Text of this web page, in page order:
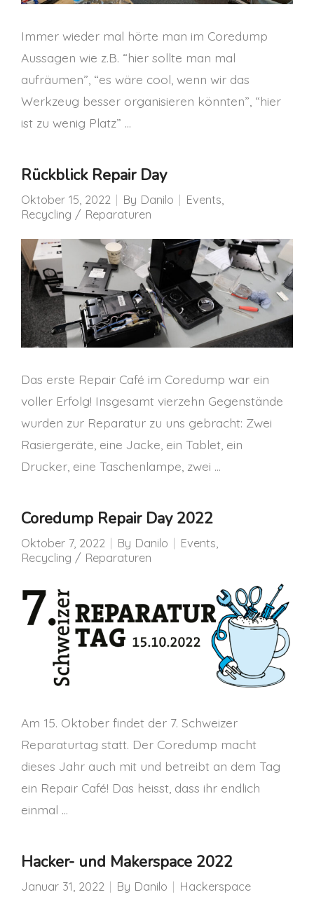
Immer wieder mal hörte man im Coredump
Aussagen wie z.B. “hier sollte man mal
aufräumen”, “es wäre cool, wenn wir das
Werkzeug besser organisieren könnten”, “hier
ist zu wenig Platz” …
Rückblick Repair Day
Oktober 15, 2022 By Danilo Events
Recycling / Reparaturen
Das erste Repair Café im Coredump war ein
voller Erfolg! Insgesamt vierzehn Gegenstände
wurden zur Reparatur zu uns gebracht: Zwei
Rasiergeräte, eine Jacke, ein Tablet, ein
Drucker, eine Taschenlampe, zwei …
Coredump Repair Day 2022
Oktober 7, 2022 By Danilo Events
Recycling / Reparaturen
Am 15. Oktober findet der 7. Schweizer
Reparaturtag statt. Der Coredump macht
dieses Jahr auch mit und betreibt an dem Tag
ein Repair Café! Das heisst, dass ihr endlich
einmal …
Hacker- und Makerspace 2022
Januar 31, 2022 By Danilo Hackerspace